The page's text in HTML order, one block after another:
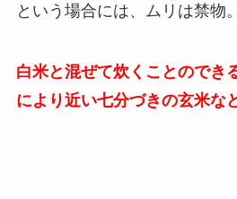
という場合には、ムリは禁物。
白米と混ぜて炊くことのでき
により近い七分づきの玄米な